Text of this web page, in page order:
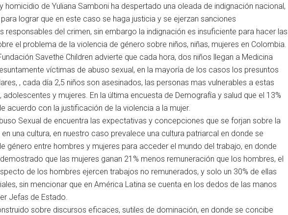
homicidio de Yuliana Samboni ha despertado una oleada de indignación nacional,
lograr que en este caso se haga justicia y se ejerzan sanciones
responsables del crimen, sin embargo la indignación es insuficiente para hacer las
el problema de la violencia de género sobre niños, niñas, mujeres en Colombia.
Savethe Children advierte que cada hora, dos niños llegan a Medicina
víctimas de abuso sexual, en la mayoría de los casos los presuntos
, cada día 2,5 niños son asesinados, las personas mas vulnerables a estas
adolescentes y mujeres. En la última encuesta de Demografía y salud que el 13%
acuerdo con la justificación de la violencia a la mujer.
Sexual de encuentra las expectativas y concepciones que se forjan sobre la
en una cultura, en nuestro caso prevalece una cultura patriarcal en donde se
género entre hombres y mujeres para acceder el mundo del trabajo, en donde
que las mujeres ganan 21% menos remuneración que los hombres, el
de los hombres ejercen trabajos no remunerados, y solo un 30% de ellas
sin mencionar que en América Latina se cuenta en los dedos de las manos
Jefas de Estado.
sobre discursos eficaces, sutiles de dominación, en donde se concibe